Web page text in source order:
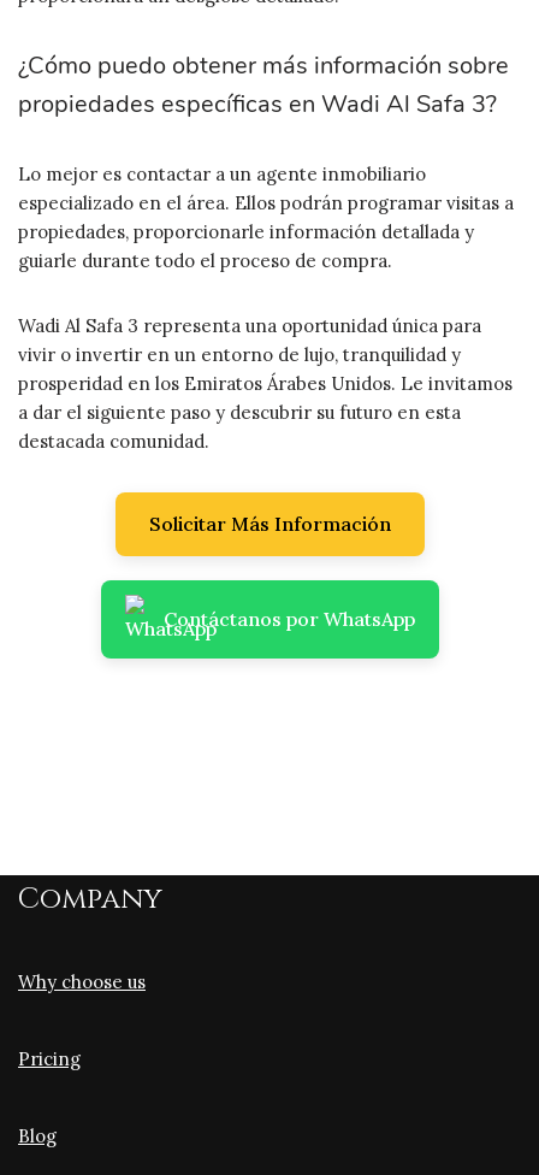
¿Cómo puedo obtener más información sobre
propiedades específicas en Wadi Al Safa 3?
Lo mejor es contactar a un agente inmobiliario
especializado en el área. Ellos podrán programar visitas a
propiedades, proporcionarle información detallada y
guiarle durante todo el proceso de compra.
Wadi Al Safa 3 representa una oportunidad única para
vivir o invertir en un entorno de lujo, tranquilidad y
prosperidad en los Emiratos Árabes Unidos. Le invitamos
a dar el siguiente paso y descubrir su futuro en esta
destacada comunidad.
Solicitar Más Información
Contáctanos por WhatsApp
Company
Why choose us
Pricing
Blog